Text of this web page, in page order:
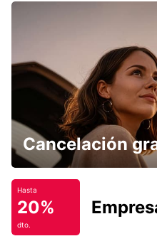
Cancelación
Hasta
20%
dto.